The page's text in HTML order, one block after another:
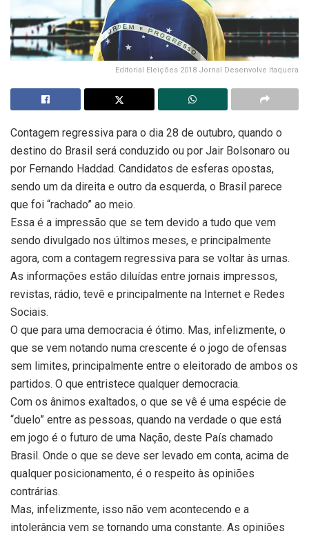
Editorial Eleições 2018 Jornal Desenvolve Itaquera
Contagem regressiva para o dia 28 de outubro, quando o
destino do Brasil será conduzido ou por Jair Bolsonaro ou
por Fernando Haddad. Candidatos de esferas opostas,
sendo um da direita e outro da esquerda, o Brasil parece
que foi “rachado” ao meio.
Essa é a impressão que se tem devido a tudo que vem
sendo divulgado nos últimos meses, e principalmente
agora, com a contagem regressiva para se voltar às urnas.
As informações estão diluídas entre jornais impressos,
revistas, rádio, tevê e principalmente na Internet e Redes
Sociais.
O que para uma democracia é ótimo. Mas, infelizmente, o
que se vem notando numa crescente é o jogo de ofensas
sem limites, principalmente entre o eleitorado de ambos os
partidos. O que entristece qualquer democracia.
Com os ânimos exaltados, o que se vê é uma espécie de
“duelo” entre as pessoas, quando na verdade o que está
em jogo é o futuro de uma Nação, deste País chamado
Brasil. Onde o que se deve ser levado em conta, acima de
qualquer posicionamento, é o respeito às opiniões
contrárias.
Mas, infelizmente, isso não vem acontecendo e a
intolerância vem se tornando uma constante. As opiniões